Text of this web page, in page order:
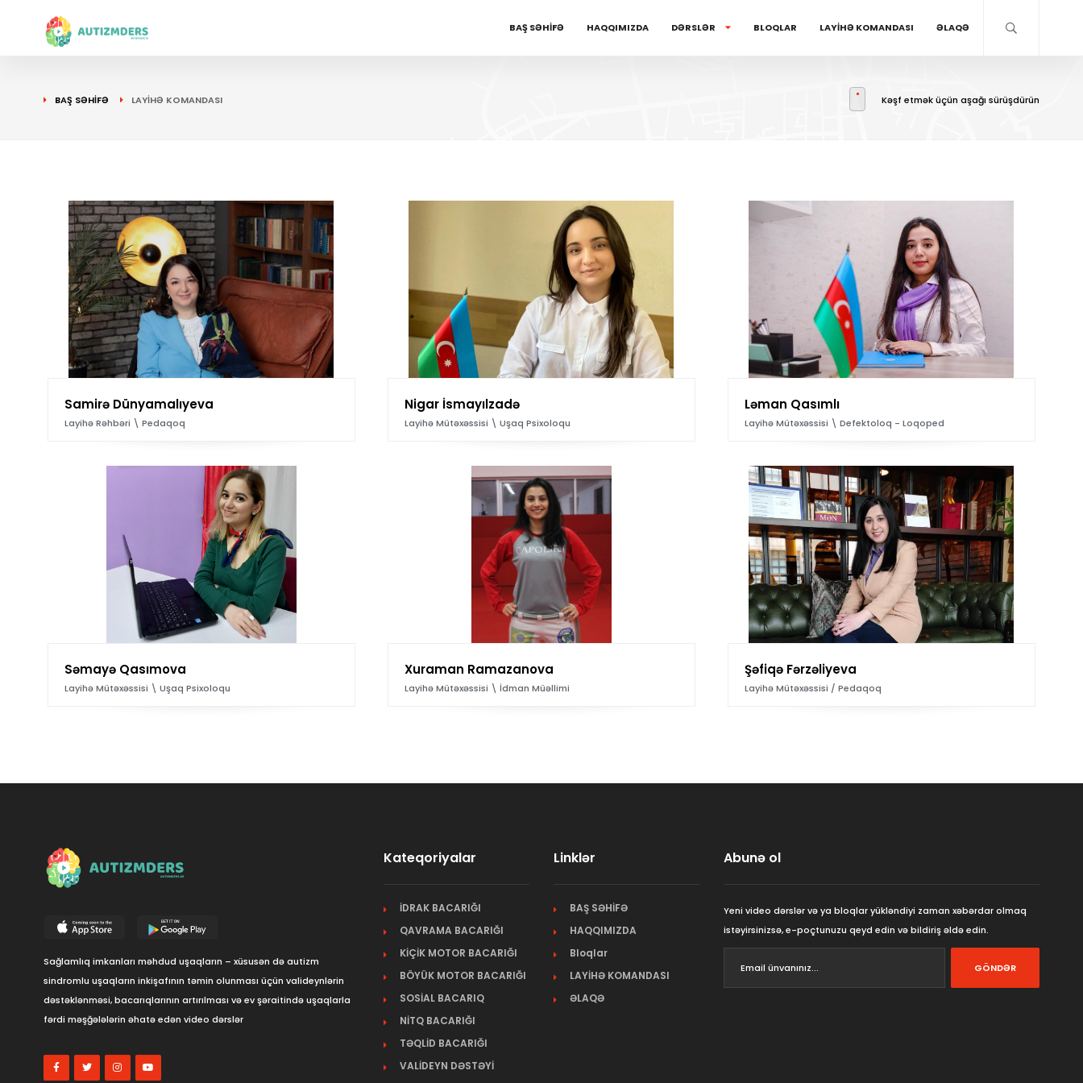
BAŞ SƏHİFƏ HAQQIMIZDA DƏRSLƏR BLOQLAR LAYİHƏ KOMANDASI ƏLAQƏ
BAŞ SƏHİFƏ LAYİHƏ KOMANDASI Kəşf etmək üçün aşağı sürüşdürün
Samirə Dünyamalıyeva
Layihə Rəhbəri \ Pedaqoq
Nigar İsmayılzadə
Layihə Mütəxəssisi \ Uşaq Psixoloqu
Ləman Qasımlı
Layihə Mütəxəssisi \ Defektoloq - Loqoped
Səmayə Qasımova
Layihə Mütəxəssisi \ Uşaq Psixoloqu
Xuraman Ramazanova
Layihə Mütəxəssisi \ İdman Müəllimi
Şəfiqə Fərzəliyeva
Layihə Mütəxəssisi / Pedaqoq
Sağlamlıq imkanları məhdud uşaqların – xüsusən də autizm
sindromlu uşaqların inkişafının təmin olunması üçün valideynlərin
dəstəklənməsi, bacarıqlarının artırılması və ev şəraitində uşaqlarla
fərdi məşğələlərin əhatə edən video dərslər
Kateqoriyalar
İDRAK BACARIĞI
QAVRAMA BACARIĞI
KİÇİK MOTOR BACARIĞI
BÖYÜK MOTOR BACARIĞI
SOSİAL BACARIQ
NİTQ BACARIĞI
TƏQLİD BACARIĞI
VALİDEYN DƏSTƏYİ
Linklər
BAŞ SƏHİFƏ
HAQQIMIZDA
Bloqlar
LAYİHƏ KOMANDASI
ƏLAQƏ
Abunə ol
Yeni video dərslər və ya bloqlar yükləndiyi zaman xəbərdar olmaq
istəyirsinizsə, e-poçtunuzu qeyd edin və bildiriş əldə edin.
GÖNDƏR